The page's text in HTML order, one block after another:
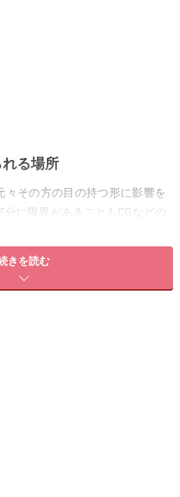
る場所
々その方の目の持つ形に影響を
に限界があることもCGなどの
れ長を丸く広げる、内側に広げ
きを読む